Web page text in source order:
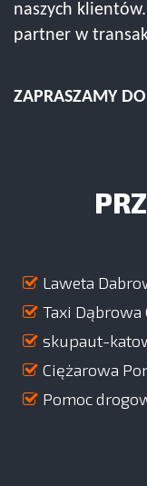
naszych
partner w
ZAPRASZAMY
Laweta
Taxi Dąbrowa
skupaut-
Ciężarowa
Pomoc